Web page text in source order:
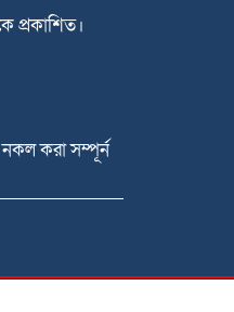
প্রকাশিত।
করা সম্পূর্ন